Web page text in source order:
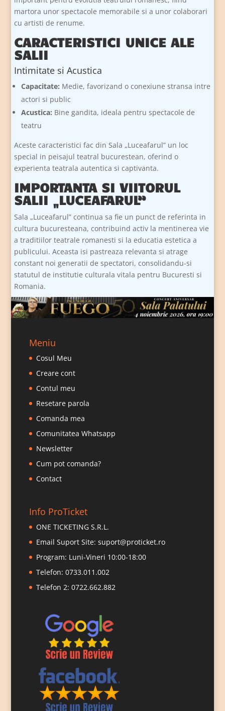
martora unor spectacole memorabile si a unor colaborari
cu artisti de renume.
CARACTERISTICI UNICE ALE
SALII
Intimitate si Acustica
Capacitate: Medie, favorizand o conexiune stransa intre
actori si public
Acustica: Bine gandita, ideala pentru spectacole de
teatru
Aceste caracteristici fac din Sala „Luceafarul” un loc
special in peisajul teatral bucurestean, oferind o
experienta teatrala autentica si captivanta.
IMPORTANTA SI VIITORUL
SALII „LUCEAFARUL”
Sala „Luceafarul” continua sa fie un punct de referinta in
cultura bucuresteana, contribuind activ la mentinerea vie
a traditiilor teatrale romanesti si la educatia estetica a
publicului. Aceasta isi pastreaza relevanta si atrage
constant noi generatii de spectatori, consolidandu-si
statutul de institutie culturala vitala pentru Bucuresti si
Romania.
Meniu
Cosul Meu
Creare cont
Contul meu
Resetare parola
Comanda mea
Comunitatea Whatsapp
Newsletter
Cum pot comanda?
Contact
Info ProTicket
ONE TICKETING S.R.L.
Email Suport Site: suport@proticket.ro
Program: Luni-Vineri 10:00-18:00
Telefon: 0733.011.002
Telefon 2: 0722.662.882